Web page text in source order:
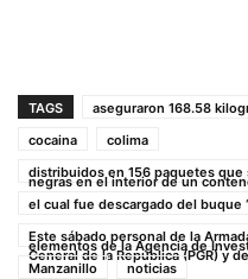
TAGS aseguraron 168.58
cocaina
colima
distribuidos en 156 paquetes
negras en el interior de un
el cual fue descargado del buque
Este sábado personal de la
elementos de la Agencia de
General de la República (PGR) y
Manzanillo noticias